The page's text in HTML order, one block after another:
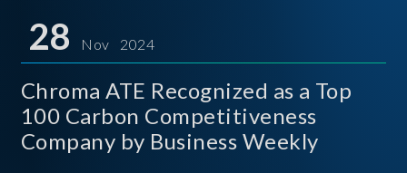
for thei
28 Nov 2024
Chroma ATE Recognized as a Top
100 Carbon Competitiveness
Company by Business Weekly